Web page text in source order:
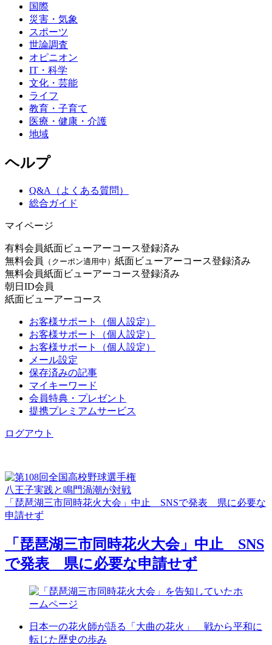
国際
災害・気象
スポーツ
世論調査
オピニオン
IT・科学
文化・芸能
ライフ
教育・子育て
医療・健康・介護
地域
ヘルプ
Q&A（よくある質問）
総合ガイド
マイページ
有料会員紙面ビューアーコース登録済み
無料会員
（クーポン適用中） 紙面ビューアーコース登録済み
無料会員紙面ビューアーコース登録済み
朝日ID会員
紙面ビューアーコース
お客様サポート（個人設定）
お客様サポート（個人設定）
お客様サポート（個人設定）
メール設定
保存済みの記事
マイキーワード
会員特典・プレゼント
提携プレミアムサービス
ログアウト
八王子実践と鳴門渦潮が対戦
「琵琶湖三市同時花火大会」中止 SNSで発表 県に必要な
申請せず
「琵琶湖三市同時花火大会」中止 SNS
で発表 県に必要な申請せず
日本一の花火師が語る「大曲の花火」 戦から平和に
転じた歴史の歩み